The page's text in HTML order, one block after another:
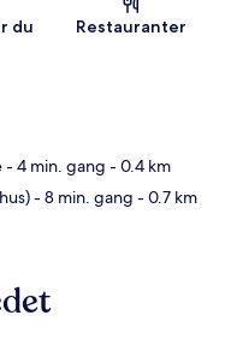
du
Restauranter
- 4 min. gang - 0.4 km
- 8 min. gang - 0.7 km